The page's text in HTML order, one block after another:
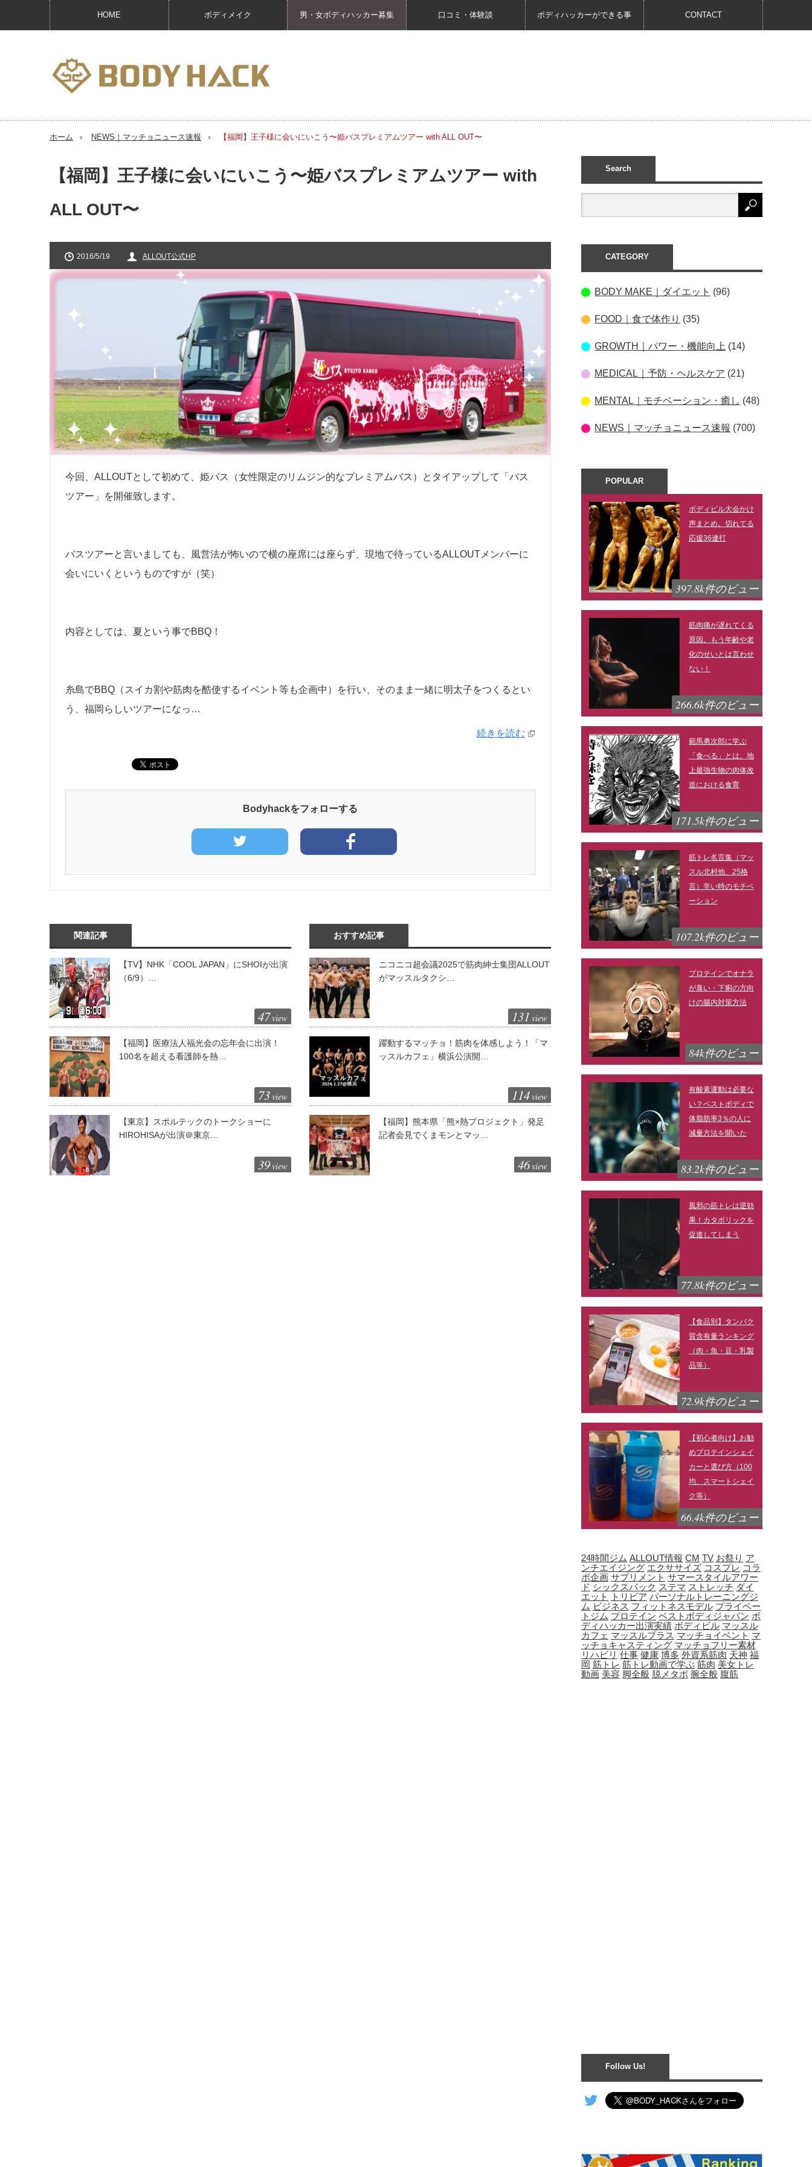
HOME ボディメイク 男・女ボディハッカー募集 口コミ・体験談 ボディハッカーができる事 CONTACT
ホーム NEWS｜マッチョニュース速報 【福岡】王子様に会いにいこう〜姫バスプレミアムツアー with ALL OUT〜
【福岡】王子様に会いにいこう〜姫バスプレミアムツアー with
ALL OUT〜
2016/5/19 ALLOUT公式HP
今回、ALLOUTとして初めて、姫バス（女性限定のリムジン的なプレミアムバス）とタイアップして「バス
ツアー」を開催致します。
バスツアーと言いましても、風営法が怖いので横の座席には座らず、現地で待っているALLOUTメンバーに
会いにいくというものですが（笑）
内容としては、夏という事でBBQ！
糸島でBBQ（スイカ割や筋肉を酷使するイベント等も企画中）を行い、そのまま一緒に明太子をつくるとい
う、福岡らしいツアーになっ…
続きを読む
Bodyhackをフォローする
関連記事
【TV】NHK「COOL JAPAN」にSHOIが出演
（6/9）…
47 view
【福岡】医療法人福光会の忘年会に出演！
100名を超える看護師を熱…
73 view
【東京】スポルテックのトークショーに
HIROHISAが出演＠東京…
39 view
おすすめ記事
ニコニコ超会議2025で筋肉紳士集団ALLOUT
がマッスルタクシ…
131 view
躍動するマッチョ！筋肉を体感しよう！「マ
ッスルカフェ」横浜公演開…
114 view
【福岡】熊本県「熊×熱プロジェクト」発足
記者会見でくまモンとマッ…
46 view
Search
CATEGORY
BODY MAKE｜ダイエット (96)
FOOD｜食で体作り (35)
GROWTH｜パワー・機能向上 (14)
MEDICAL｜予防・ヘルスケア (21)
MENTAL｜モチベーション・癒し (48)
NEWS｜マッチョニュース速報 (700)
POPULAR
ボディビル大会かけ
声まとめ。切れてる
応援36連打
397.8k件のビュー
筋肉痛が遅れてくる
原因。もう年齢や老
化のせいとは言わせ
ない！
266.6k件のビュー
範馬勇次郎に学ぶ
「食べる」とは。地
上最強生物の肉体改
造における食育
171.5k件のビュー
筋トレ名言集（マッ
スル北村他、25格
言）辛い時のモチベ
ーション
107.2k件のビュー
プロテインでオナラ
が臭い・下痢の方向
けの腸内対策方法
84k件のビュー
有酸素運動は必要な
い？ベストボディで
体脂肪率3％の人に
減量方法を聞いた
83.2k件のビュー
風邪の筋トレは逆効
果！カタボリックを
促進してしまう
77.8k件のビュー
【食品別】タンパク
質含有量ランキング
（肉・魚・豆・乳製
品等）
72.9k件のビュー
【初心者向け】お勧
めプロテインシェイ
カーと選び方（100
均、スマートシェイ
ク等）
66.4k件のビュー
24時間ジム ALLOUT情報 CM TV お祭り ア
ンチエイジング エクササイズ コスプレ コラ
ボ企画 サプリメント サマースタイルアワー
ド シックスパック ステマ ストレッチ ダイ
エット
トリビア パーソナルトレーニングジ
ム ビジネス フィットネスモデル プライベー
トジム プロテイン ベストボディジャパン ボ
ディハッカー出演実績 ボディビル マッスル
カフェ マッスルプラス マッチョイベント マ
ッチョキャスティング マッチョフリー素材
リハビリ 仕事 健康 博多 外資系筋肉 天神 福
岡 筋トレ 筋トレ動画で学ぶ 筋肉 美女トレ
動画 美容 脚全般 脱メタボ 腕全般 腹筋
Follow Us!